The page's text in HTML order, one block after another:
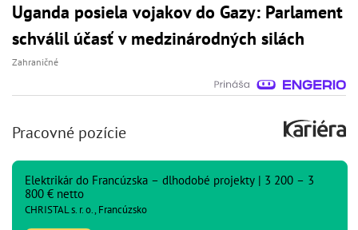
Uganda posiela vojakov do Gazy: Parlament
schválil účasť v medzinárodných silách
Zahraničné
Pracovné pozície
Elektrikár do Francúzska – dlhodobé projekty | 3 200 – 3
800 € netto
CHRISTAL s. r. o., Francúzsko